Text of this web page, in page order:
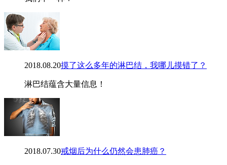
2018.08.20摸了这么多年的淋巴结，我哪儿摸错了？
淋巴结蕴含大量信息！
2018.07.30戒烟后为什么仍然会患肺癌？